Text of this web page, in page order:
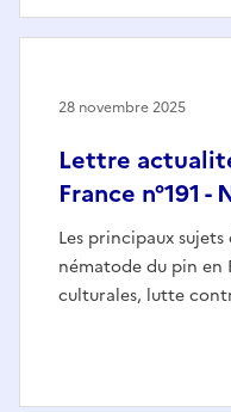
Lettre
France n°191
Les principaux
nématode du pin en
culturales, lutte
28 novembre 2025